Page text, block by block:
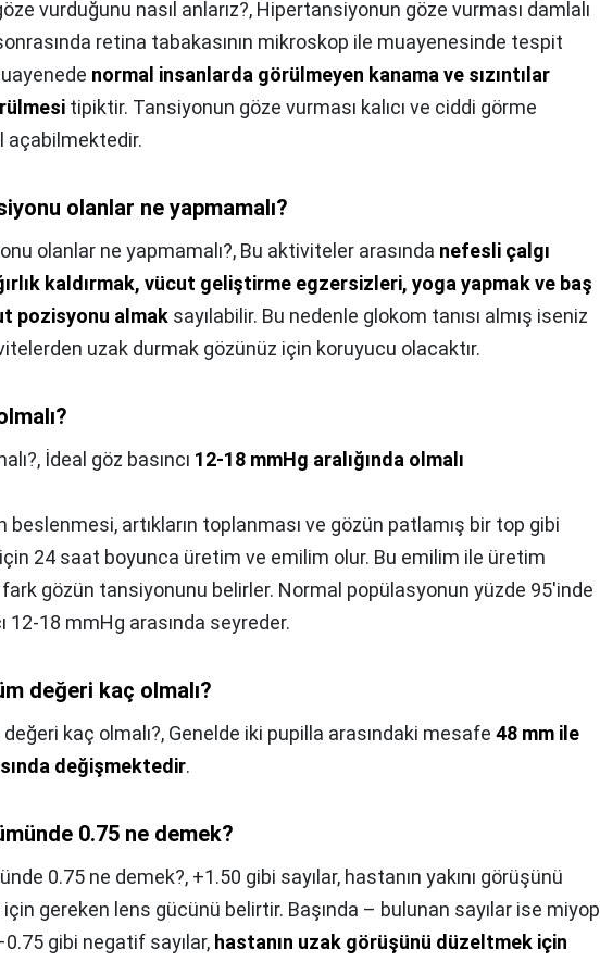
vurduğunu nasıl anlarız?, Hipertansiyonun göze vurması damlalı
retina tabakasının mikroskop ile muayenesinde tespit
normal insanlarda görülmeyen kanama ve sızıntılar
tipiktir. Tansiyonun göze vurması kalıcı ve ciddi görme
açabilmektedir.
olanlar ne yapmamalı?
olanlar ne yapmamalı?, Bu aktiviteler arasında nefesli çalgı
kaldırmak, vücut geliştirme egzersizleri, yoga yapmak ve baş
pozisyonu almak sayılabilir. Bu nedenle glokom tanısı almış iseniz
uzak durmak gözünüz için koruyucu olacaktır.
İdeal göz basıncı 12-18 mmHg aralığında olmalı
beslenmesi, artıkların toplanması ve gözün patlamış bir top gibi
24 saat boyunca üretim ve emilim olur. Bu emilim ile üretim
fark gözün tansiyonunu belirler. Normal popülasyonun yüzde 95'inde
12-18 mmHg arasında seyreder.
değeri kaç olmalı?
kaç olmalı?, Genelde iki pupilla arasındaki mesafe 48 mm ile
değişmektedir.
0.75 ne demek?
0.75 ne demek?, +1.50 gibi sayılar, hastanın yakını görüşünü
gereken lens gücünü belirtir. Başında – bulunan sayılar ise miyop
gibi negatif sayılar, hastanın uzak görüşünü düzeltmek için